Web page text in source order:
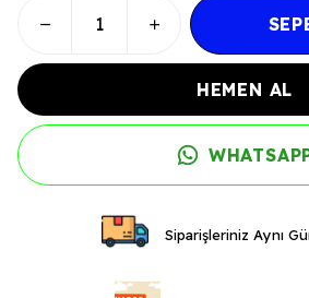
HEMEN AL
Siparişleriniz Aynı